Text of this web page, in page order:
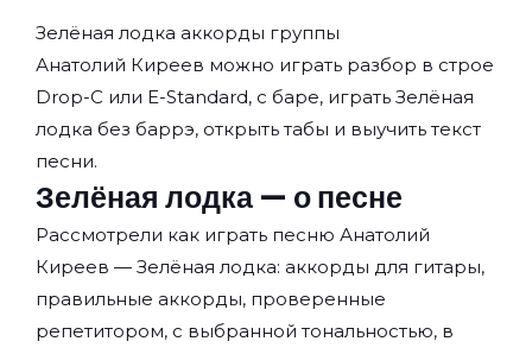
Зелёная лодка аккорды группы
Анатолий Киреев можно играть разбор в строе
Drop-C или E-Standard, с баре, играть Зелёная
лодка без баррэ, открыть табы и выучить текст
песни.
Зелёная лодка — о песне
Рассмотрели как играть песню Анатолий
Киреев — Зелёная лодка: аккорды для гитары,
правильные аккорды, проверенные
репетитором, с выбранной тональностью, в